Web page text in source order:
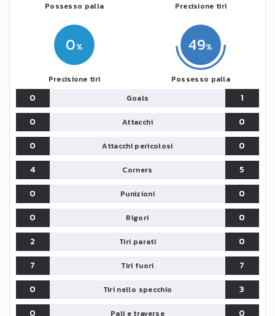
Possesso palla
0
Precisione tiri
49
Possesso palla
Precisione tiri
0 Goals
1
0
Attacchi
0
0
Attacchi pericolosi
0
4
Corners
5
0
Punizioni
0
0
Rigori
0
2
Tiri parati
0
7
Tiri fuori
7
0
Tiri nello specchio
3
0
Pali e traverse 0